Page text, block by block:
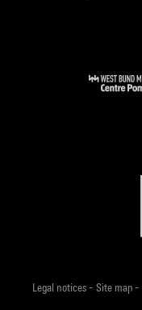
Legal notices- Site map-